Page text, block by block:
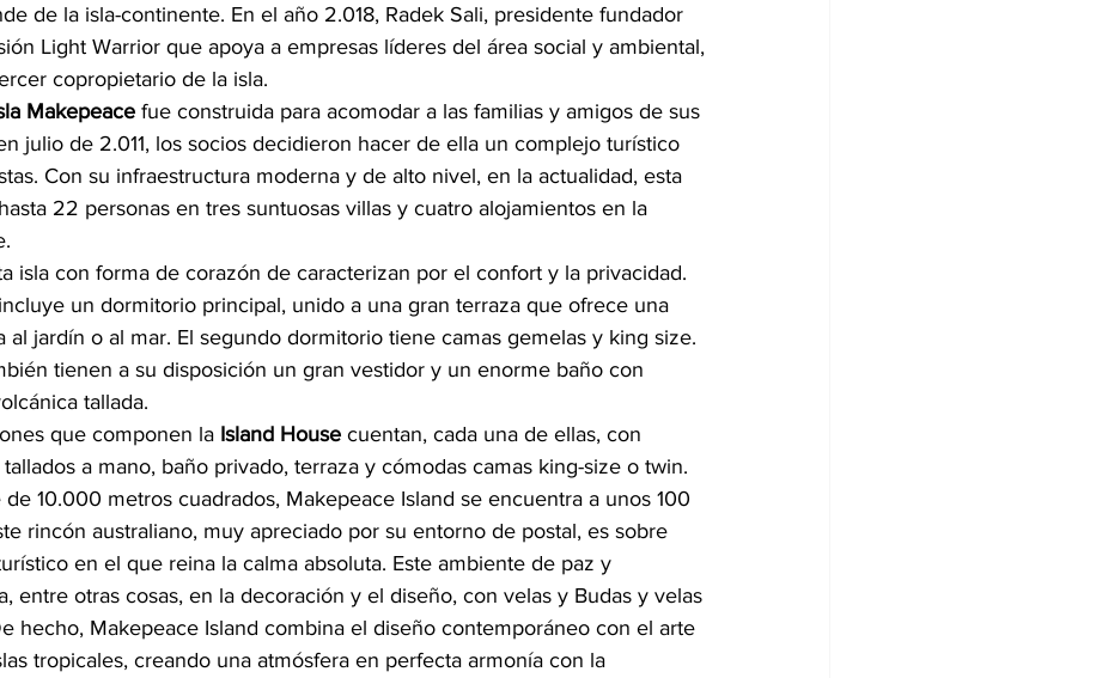
de la isla-continente. En el año 2.018, Radek Sali, presidente fundador
Light Warrior que apoya a empresas líderes del área social y ambiental,
copropietario de la isla.
Makepeace fue construida para acomodar a las familias y amigos de sus
julio de 2.011, los socios decidieron hacer de ella un complejo turístico
Con su infraestructura moderna y de alto nivel, en la actualidad, esta
22 personas en tres suntuosas villas y cuatro alojamientos en la
isla con forma de corazón de caracterizan por el confort y la privacidad.
un dormitorio principal, unido a una gran terraza que ofrece una
al jardín o al mar. El segundo dormitorio tiene camas gemelas y king size.
tienen a su disposición un gran vestidor y un enorme baño con
tallada.
que componen la Island House cuentan, cada una de ellas, con
a mano, baño privado, terraza y cómodas camas king-size o twin.
10.000 metros cuadrados, Makepeace Island se encuentra a unos 100
rincón australiano, muy apreciado por su entorno de postal, es sobre
en el que reina la calma absoluta. Este ambiente de paz y
entre otras cosas, en la decoración y el diseño, con velas y Budas y velas
hecho, Makepeace Island combina el diseño contemporáneo con el arte
tropicales, creando una atmósfera en perfecta armonía con la